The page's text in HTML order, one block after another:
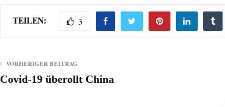
TEILEN: 3
VORHERIGER BEITRAG
Covid-19 überollt China